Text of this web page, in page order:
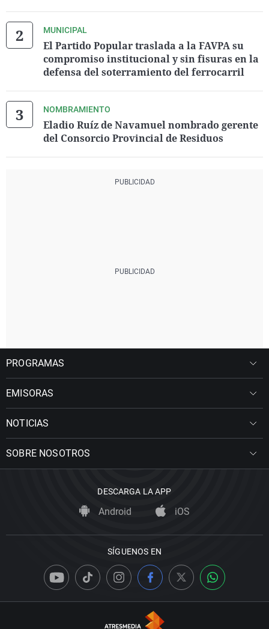
MUNICIPAL
El Partido Popular traslada a la FAVPA su
compromiso institucional y sin fisuras en la
defensa del soterramiento del ferrocarril
NOMBRAMIENTO
Eladio Ruíz de Navamuel nombrado gerente
del Consorcio Provincial de Residuos
PROGRAMAS
EMISORAS
NOTICIAS
SOBRE NOSOTROS
DESCARGA LA APP
Android iOS
SÍGUENOS EN